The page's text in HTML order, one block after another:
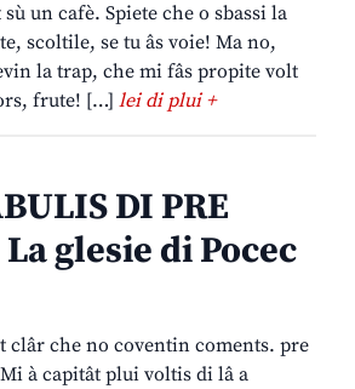
un cafè. Spiete che o sbassi la
scoltile, se tu âs voie! Ma no,
la trap, che mi fâs propite volt
frute! […] lei di plui +
DI PRE
glesie di Pocec
clâr che no coventin coments. pre
à capitât plui voltis di lâ a